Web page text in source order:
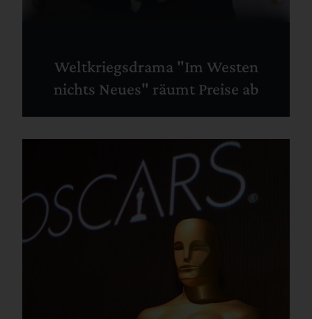
Weltkriegsdrama "Im Westen
nichts Neues" räumt Preise ab